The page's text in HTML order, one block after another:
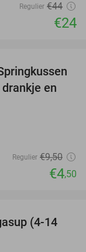
Regulier €44
€24
53%
en
Regulier €9,50
€4,50
31%
(4-14